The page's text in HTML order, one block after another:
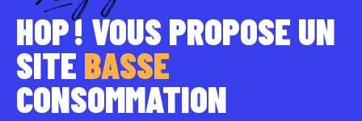
HOP ! VOUS PROPOSE UN
SITE BASSE
CONSOMMATION